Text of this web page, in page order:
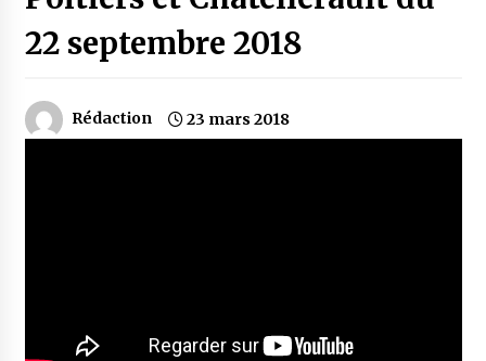
22 septembre 2018
Rédaction 23 mars 2018